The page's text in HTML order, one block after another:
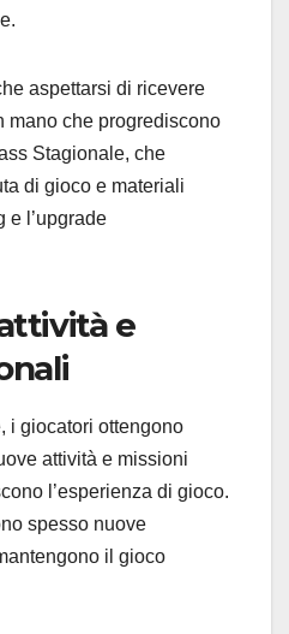
aspettarsi di ricevere
mano che progrediscono
Stagionale, che
di gioco e materiali
e l’upgrade
e
i giocatori ottengono
attività e missioni
l’esperienza di gioco.
spesso nuove
il gioco